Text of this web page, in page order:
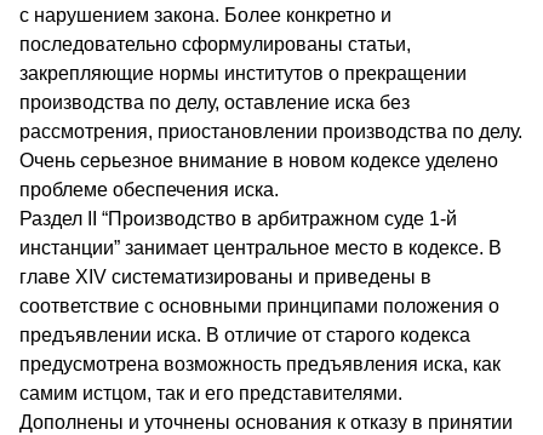
с нарушением закона. Более конкретно и
последовательно сформулированы статьи,
закрепляющие нормы институтов о прекращении
производства по делу, оставление иска без
рассмотрения, приостановлении производства по делу.
Очень серьезное внимание в новом кодексе уделено
проблеме обеспечения иска.
Раздел II “Производство в арбитражном суде 1-й
инстанции” занимает центральное место в кодексе. В
главе XIV систематизированы и приведены в
соответствие с основными принципами положения о
предъявлении иска. В отличие от старого кодекса
предусмотрена возможность предъявления иска, как
самим истцом, так и его представителями.
Дополнены и уточнены основания к отказу в принятии